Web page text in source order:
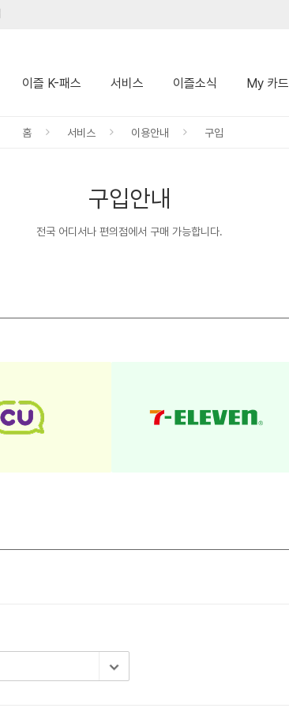
이즐 K-패스 서비스 이즐소식 My 카드
홈 서비스 이용안내 구입
구입안내
전국 어디서나 편의점에서 구매 가능합니다.